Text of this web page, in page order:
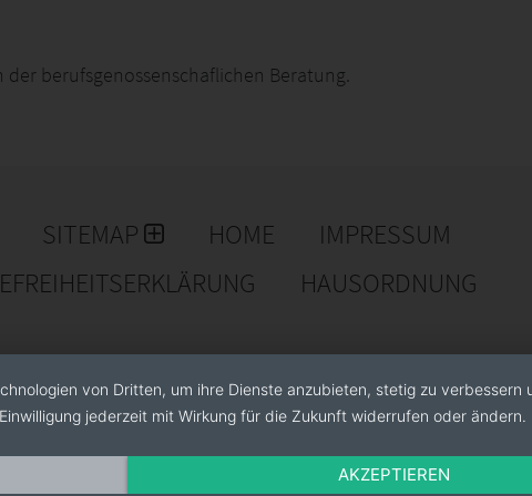
berufsgenossenschaflichen Beratung.
SITEMAP HOME
IMPRESSUM
HAUSORDNUNG
von Dritten, um ihre Dienste anzubieten, stetig zu
jederzeit mit Wirkung für die Zukunft widerrufen oder ändern.
AKZEPTIEREN